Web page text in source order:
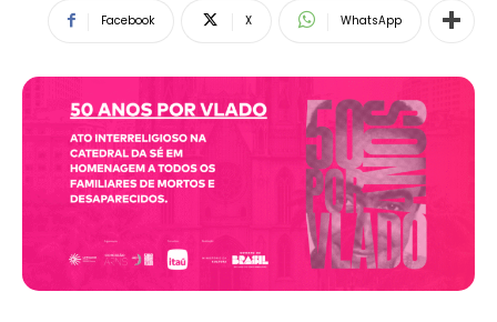
Facebook X WhatsApp